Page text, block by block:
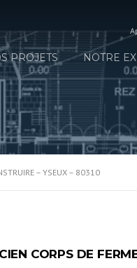
PROJETS NOTRE
– YSEUX – 80310
CORPS DE